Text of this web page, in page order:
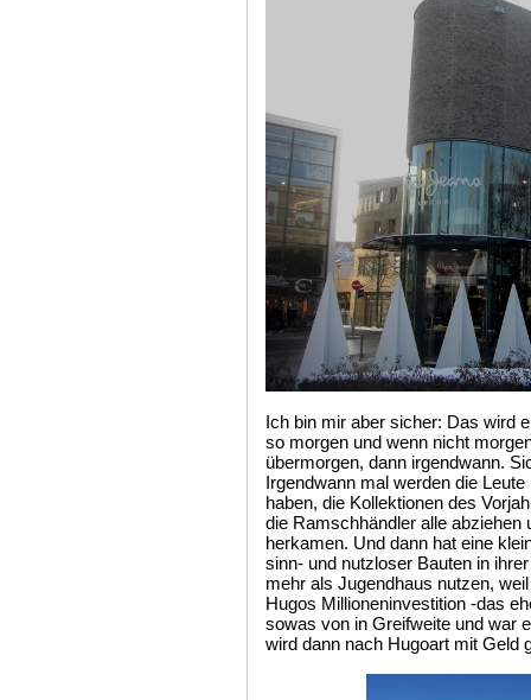
Ich bin mir aber sicher: Das wird
so morgen und wenn nicht
übermorgen, dann irgendwann.
Irgendwann mal werden die
haben, die Kollektionen des
die Ramschhändler alle abziehen
herkamen. Und dann hat eine
sinn- und nutzloser Bauten in
mehr als Jugendhaus nutzen,
Hugos Millioneninvestition -das
sowas von in Greifweite und war
wird dann nach Hugoart mit Geld